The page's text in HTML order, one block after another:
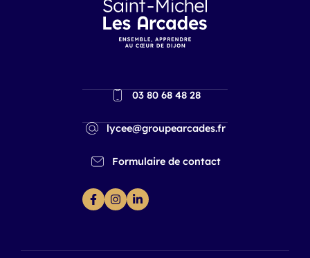
03 80 68 48 28
lycee@groupearcades.fr
Formulaire de contact